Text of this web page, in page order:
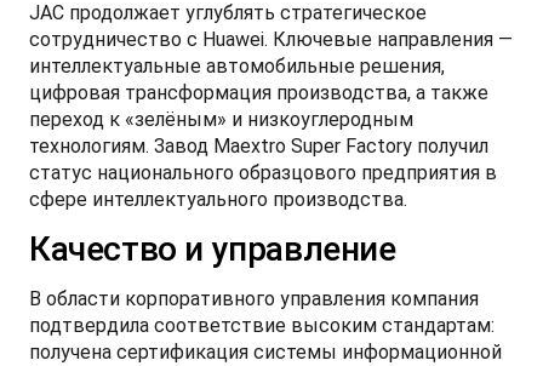
T9 Пикап
от 3 619 000 ₽*
RF8 Минивэн
JAC продолжает углублять стратегическое
сотрудничество с Huawei. Ключевые направления —
интеллектуальные автомобильные решения,
цифровая трансформация производства, а также
переход к «зелёным» и низкоуглеродным
технологиям. Завод Maextro Super Factory получил
статус национального образцового предприятия в
сфере интеллектуального производства.
Качество и управление
В области корпоративного управления компания
подтвердила соответствие высоким стандартам:
получена сертификация системы информационной